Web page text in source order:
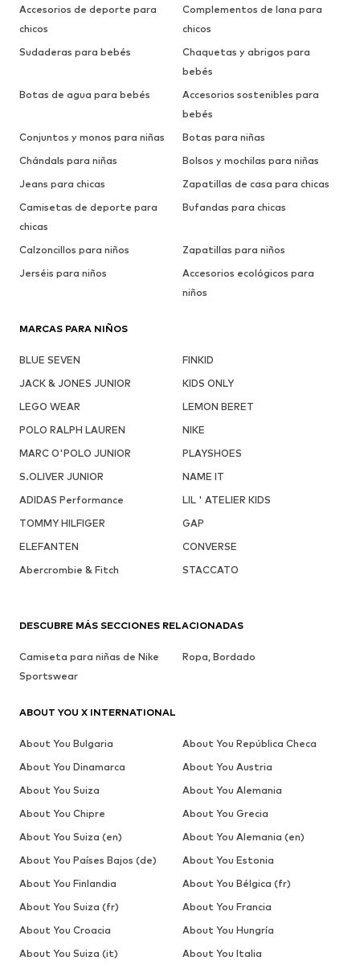
Accesorios de deporte para
chicos
Complementos de lana para
chicos
Sudaderas para bebés
Chaquetas y abrigos para
bebés
Botas de agua para bebés
Accesorios sostenibles para
bebés
Conjuntos y monos para niñas
Botas para niñas
Chándals para niñas
Bolsos y mochilas para niñas
Jeans para chicas
Zapatillas de casa para chicas
Camisetas de deporte para
chicas
Bufandas para chicas
Calzoncillos para niños
Zapatillas para niños
Jerséis para niños
Accesorios ecológicos para
niños
MARCAS PARA NIÑOS
BLUE SEVEN
FINKID
JACK & JONES JUNIOR
KIDS ONLY
LEGO WEAR
LEMON BERET
POLO RALPH LAUREN
NIKE
MARC O'POLO JUNIOR
PLAYSHOES
S.OLIVER JUNIOR
NAME IT
ADIDAS Performance
LIL ' ATELIER KIDS
TOMMY HILFIGER
GAP
ELEFANTEN
CONVERSE
Abercrombie & Fitch
STACCATO
DESCUBRE MÁS SECCIONES RELACIONADAS
Camiseta para niñas de Nike
Sportswear
Ropa, Bordado
ABOUT YOU X INTERNATIONAL
About You Bulgaria
About You República Checa
About You Dinamarca
About You Austria
About You Suiza
About You Alemania
About You Chipre
About You Grecia
About You Suiza (en)
About You Alemania (en)
About You Países Bajos (de)
About You Estonia
About You Finlandia
About You Bélgica (fr)
About You Suiza (fr)
About You Francia
About You Croacia
About You Hungría
About You Suiza (it)
About You Italia